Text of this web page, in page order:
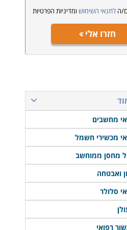
הלתנאי השימוש ומדיניות הפרטיות
חזרו אלי
מחשבים
מכשירי חשמל
מחסן ממוחשב
ואבטחה
סלולר
רפואי